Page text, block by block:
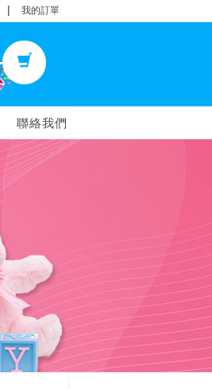
| 我的訂單
聯絡我們